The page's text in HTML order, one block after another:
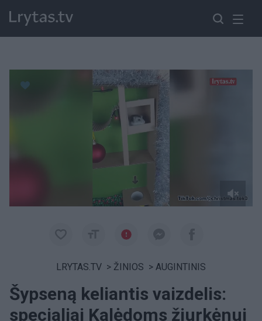
LRYTAS.TV > ŽINIOS > AUGINTINIS
Šypseną keliantis vaizdelis:
specialiai Kalėdoms žiurkėnui